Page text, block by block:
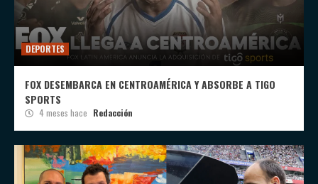
DEPORTES
FOX DESEMBARCA EN CENTROAMÉRICA Y ABSORBE A TIGO
SPORTS
4 meses hace Redacción